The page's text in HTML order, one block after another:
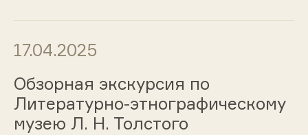
17.04.2025
Обзорная экскурсия по
Литературно-этнографическому
музею Л. Н. Толстого